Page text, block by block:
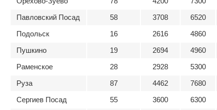
Павловский Посад
58 3708
6520
Подольск
16 2616
4860
Пушкино
19 2694
4960
Раменское
28 2928
5300
Руза
87 4462
7680
Сергиев Посад
55 3600
6300